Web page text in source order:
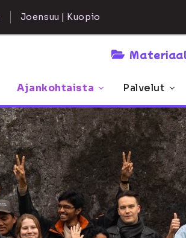
Joensuu | Kuopio
Ajankohtaista Palvelut